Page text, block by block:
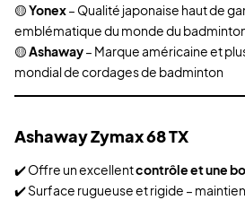
🟡Yonex– Qualité japonaise haut de
emblématique du monde du
🟡Ashaway– Marque américaine et
mondial de cordages de badminton
Ashaway Zymax 68 TX
✔️ Offre un excellentcontrôle et une
✔️ Surface rugueuse et rigide –